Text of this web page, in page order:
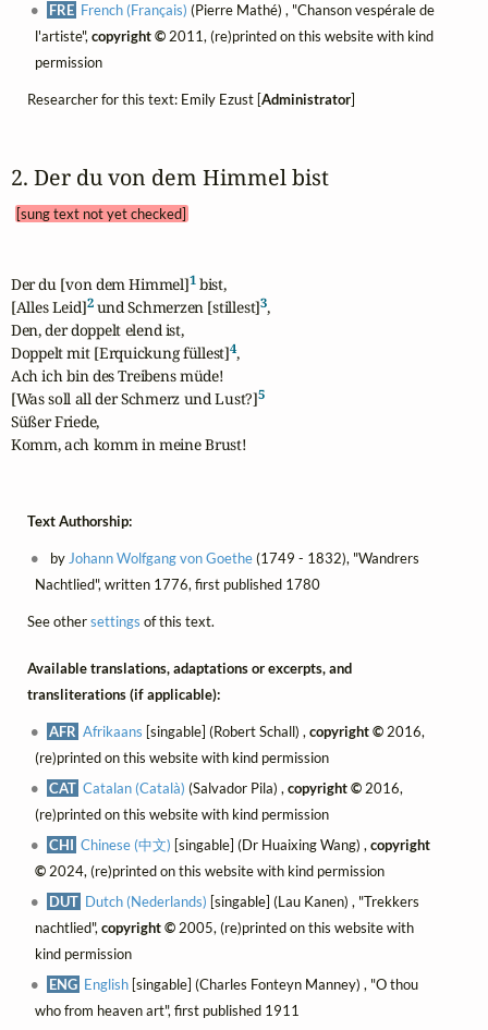
FRE French (Français) (Pierre Mathé) , "Chanson vespérale de
l'artiste", copyright ©2011, (re)printed on this website with kind
permission
Researcher for this text: Emily Ezust [Administrator]
2. Der du von dem Himmel bist
[sung text not yet checked]
Der du [von dem Himmel]1 bist,
[Alles Leid]2 und Schmerzen [stillest]3,
Den, der doppelt elend ist,
Doppelt mit [Erquickung füllest]4,
Ach ich bin des Treibens müde!
[Was soll all der Schmerz und Lust?]5
Süßer Friede,
Komm, ach komm in meine Brust!
Text Authorship:
by Johann Wolfgang von Goethe(1749 - 1832), "Wandrers
Nachtlied", written 1776, first published 1780
See othersettings of this text.
Available translations, adaptations or excerpts, and
transliterations (if applicable):
AFR Afrikaans [singable] (Robert Schall) ,copyright © 2016,
(re)printed on this website with kind permission
CAT Catalan (Català) (Salvador Pila) ,copyright © 2016,
(re)printed on this website with kind permission
CHI Chinese (中文) [singable] (Dr Huaixing Wang) ,copyright
©2024, (re)printed on this website with kind permission
DUT Dutch (Nederlands) [singable] (Lau Kanen) , "Trekkers
nachtlied", copyright ©2005, (re)printed on this website with
kind permission
ENG English [singable] (Charles Fonteyn Manney) , "O thou
who from heaven art", first published 1911